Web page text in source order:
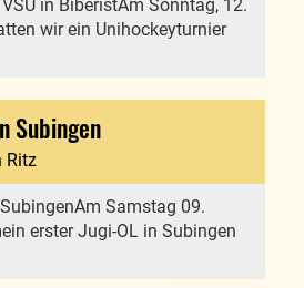
in BiberistAm Sonntag, 12.
wir ein Unihockeyturnier
Subingen
Ritz
Samstag 09.
erster Jugi-OL in Subingen